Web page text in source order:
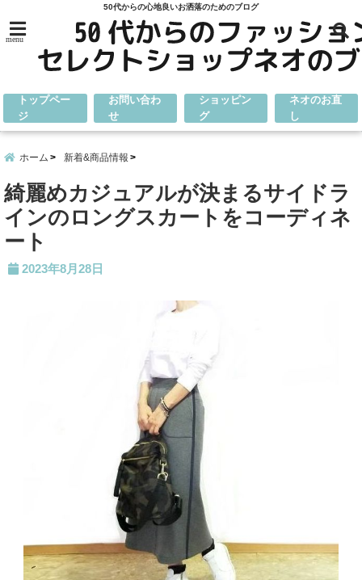
50代からの心地良いお洒落のためのブログ
menu
トップペー
ジ
お問い合わ
せ
ショッピン
グ
ネオのお直
し
ホーム 新着&商品情報
綺麗めカジュアルが決まるサイドラ
インのロングスカートをコーディネ
ート
2023年8月28日